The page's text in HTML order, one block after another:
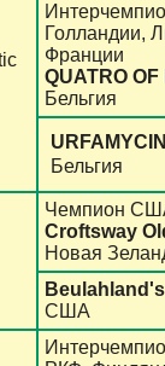
Голландии,
Франции
QUATRO
Бельгия
Бельгия
Чемпион
Croftsway
Новая
США